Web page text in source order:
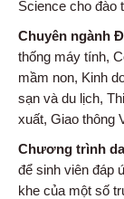
Science cho đào
Chuyên ngành
thống máy tính,
mầm non, Kinh
sạn và du lịch,
xuất, Giao thông
Chương trình
để sinh viên đáp
khe của một số